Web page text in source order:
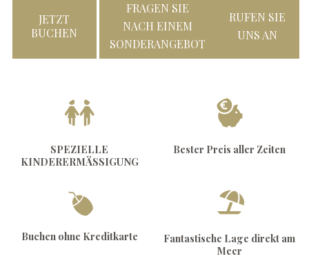
JETZT
BUCHEN
FRAGEN SIE
NACH EINEM
SONDERANGEBOT
RUFEN SIE
UNS AN
SPEZIELLE
KINDERERMÄSSIGUNG
Bester Preis aller Zeiten
Buchen ohne Kreditkarte
Fantastische Lage direkt am
Meer